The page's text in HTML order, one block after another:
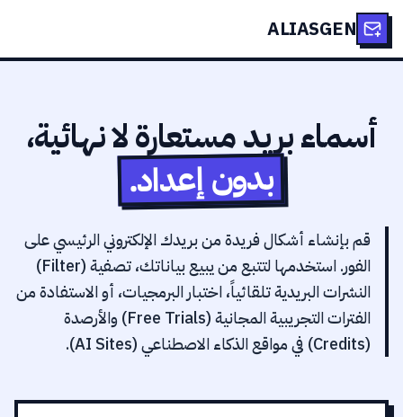
ALIASGEN
أسماء بريد مستعارة لا نهائية،
بدون إعداد.
قم بإنشاء أشكال فريدة من بريدك الإلكتروني الرئيسي على
الفور. استخدمها لتتبع من يبيع بياناتك، تصفية (Filter)
النشرات البريدية تلقائياً، اختبار البرمجيات، أو الاستفادة من
الفترات التجريبية المجانية (Free Trials) والأرصدة
(Credits) في مواقع الذكاء الاصطناعي (AI Sites).